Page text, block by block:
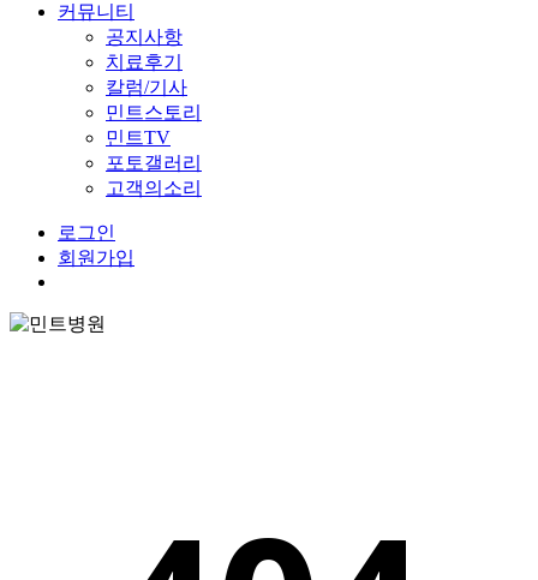
커뮤니티
공지사항
치료후기
칼럼/기사
민트스토리
민트TV
포토갤러리
고객의소리
로그인
회원가입